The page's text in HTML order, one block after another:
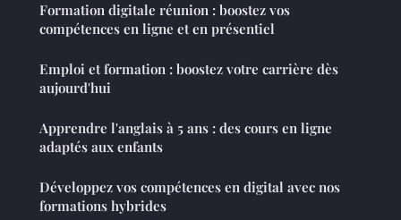
Formation digitale réunion : boostez vos
compétences en ligne et en présentiel
Emploi et formation : boostez votre carrière dès
aujourd'hui
Apprendre l'anglais à 5 ans : des cours en ligne
adaptés aux enfants
Développez vos compétences en digital avec nos
formations hybrides